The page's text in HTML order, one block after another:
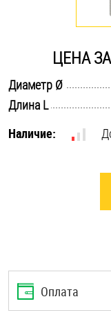
Саморезы и
Стопорные
Такелаж
Хомуты
Штифты и
ЦЕНА
Диаметр Ø
Длина L
Наличие:
Оплата